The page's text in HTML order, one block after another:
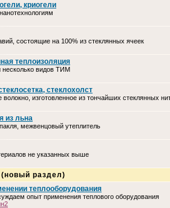
криогели
состоящие на 100% из стеклянных ячеек
теплоизоляция
несколько видов ТИМ
cтеклохолст
волокно, изготовленное из тончайших стеклянных
из льна
межвенцовый утеплитель
не указанных выше
раздел)
теплооборудования
опыт применения теплового оборудования